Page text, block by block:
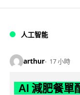
人工智能
arthur 17 小時
AI 減肥餐